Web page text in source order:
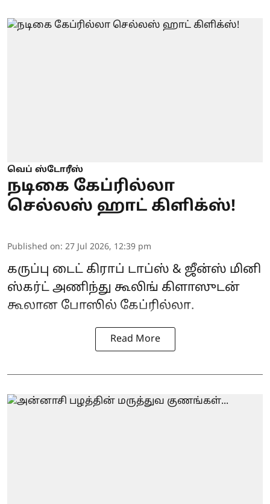
வெப் ஸ்டோரீஸ்
நடிகை கேப்ரில்லா
செல்லஸ் ஹாட் கிளிக்ஸ்!
Published on: 27 Jul 2026, 12:39 pm
கருப்பு டைட் கிராப் டாப்ஸ் & ஜீன்ஸ் மினி
ஸ்கர்ட் அணிந்து கூலிங் கிளாஸுடன்
கூலான போஸில் கேப்ரில்லா.
Read More